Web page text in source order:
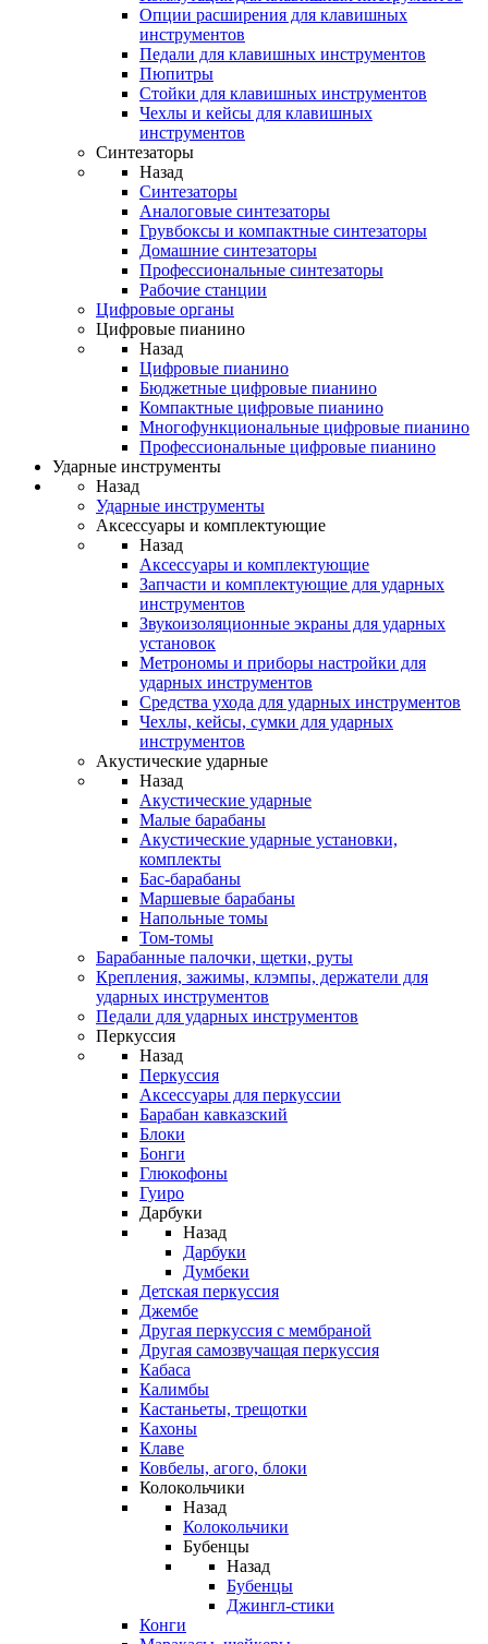
Опции расширения для клавишных
инструментов
Педали для клавишных инструментов
Пюпитры
Стойки для клавишных инструментов
Чехлы и кейсы для клавишных
инструментов
Синтезаторы
Назад
Синтезаторы
Аналоговые синтезаторы
Грувбоксы и компактные синтезаторы
Домашние синтезаторы
Профессиональные синтезаторы
Рабочие станции
Цифровые органы
Цифровые пианино
Назад
Цифровые пианино
Бюджетные цифровые пианино
Компактные цифровые пианино
Многофункциональные цифровые пианино
Профессиональные цифровые пианино
Ударные инструменты
Назад
Ударные инструменты
Аксессуары и комплектующие
Назад
Аксессуары и комплектующие
Запчасти и комплектующие для ударных
инструментов
Звукоизоляционные экраны для ударных
установок
Метрономы и приборы настройки для
ударных инструментов
Средства ухода для ударных инструментов
Чехлы, кейсы, сумки для ударных
инструментов
Акустические ударные
Назад
Акустические ударные
Mалые барабаны
Акустические ударные установки,
комплекты
Бас-барабаны
Маршевые барабаны
Напольные томы
Том-томы
Барабанные палочки, щетки, руты
Крепления, зажимы, клэмпы, держатели для
ударных инструментов
Педали для ударных инструментов
Перкуссия
Назад
Перкуссия
Аксессуары для перкуссии
Барабан кавказский
Блоки
Бонги
Глюкофоны
Гуиро
Дарбуки
Назад
Дарбуки
Думбеки
Детская перкуссия
Джембе
Другая перкуссия с мембраной
Другая самозвучащая перкуссия
Кабаса
Калимбы
Кастаньеты, трещотки
Кахоны
Клаве
Ковбелы, агого, блоки
Колокольчики
Назад
Колокольчики
Бубенцы
Назад
Бубенцы
Джингл-стики
Конги